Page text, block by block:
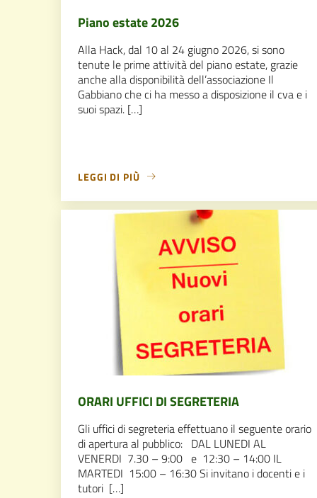
Piano estate 2026
Alla Hack, dal 10 al 24 giugno 2026, si sono
tenute le prime attività del piano estate, grazie
anche alla disponibilità dell’associazione Il
Gabbiano che ci ha messo a disposizione il cva e i
suoi spazi. […]
LEGGI DI PIÙ
ORARI UFFICI DI SEGRETERIA
Gli uffici di segreteria effettuano il seguente orario
di apertura al pubblico: DAL LUNEDI AL
VENERDI 7.30 – 9:00 e 12:30 – 14:00 IL
MARTEDI 15:00 – 16:30 Si invitano i docenti e i
tutori […]